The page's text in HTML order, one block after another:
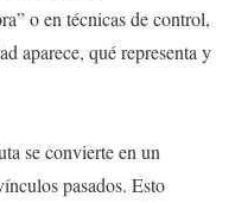
o en técnicas de control,
aparece, qué representa y
se convierte en un
pasados. Esto